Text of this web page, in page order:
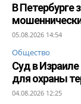
В Петербурге
05.08.2026 14:54
Общество
Суд в
для охраны
04.08.2026 12:25